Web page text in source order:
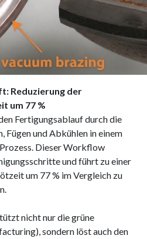
Reduzierung der
um 77 %
Fertigungsablauf durch die
Fügen und Abkühlen in einem
Dieser Workflow
und führt zu einer
um 77 % im Vergleich zu
nicht nur die grüne
sondern löst auch den